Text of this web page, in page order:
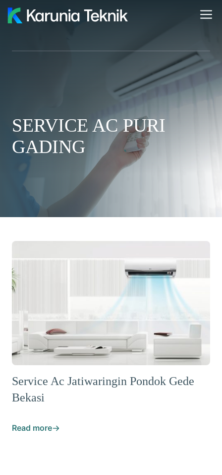
Skip
SERVICE AC PURI
GADING
Service Ac Jatiwaringin Pondok Gede
Bekasi
Read more